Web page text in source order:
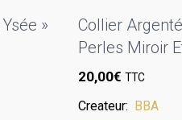
»
Collier
Perles Miroir
20,00€ TTC
Createur: BBA